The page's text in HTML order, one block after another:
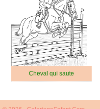
Cheval qui saute